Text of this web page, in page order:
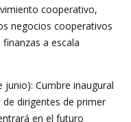
cooperativo,
negocios cooperativos
a escala
junio): Cumbre inaugural
dirigentes de primer
en el futuro